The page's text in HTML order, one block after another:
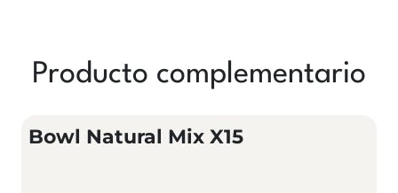
Producto complementario
Bowl Natural Mix X15